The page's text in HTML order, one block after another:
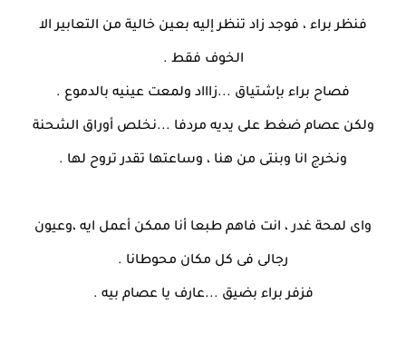
فنظر براء ، فوجد زاد تنظر إليه بعين خالية من التعابير الا
الخوف فقط .
فصاح براء بإشتياق ...زاااد ولمعت عينيه بالدموع .
ولكن عصام ضغط على يديه مردفا ...نخلص أوراق الشحنة
ونخرج انا وبنتى من هنا ، وساعتها تقدر تروح لها .
واى لمحة غدر ، انت فاهم طبعا أنا ممكن أعمل ايه ،وعيون
رجالى فى كل مكان محوطانا .
فزفر براء بضيق ...عارف يا عصام بيه .